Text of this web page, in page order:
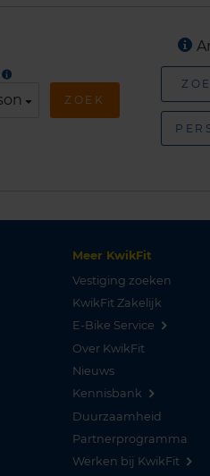
ZOEK
Meer KwikFit
Vestiging zoeken
KwikFit Zakelijk
E-Bike Service
Over KwikFit
Nieuws
Kennisbank
Duurzaamheid
Partnerprogramma
Werken bij KwikFit